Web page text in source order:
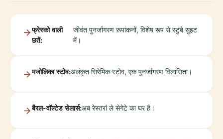
फ्रेस्को वाली
छतें:
जीवंत पुनर्जागरण रूपांकनों, विशेष रूप से स्टुबे सुइट
में।
मजोलिका स्टोव:अलंकृत सिरेमिक स्टोव, एक पुनर्जागरण विलासिता।
बैरल-वॉल्टेड सेलार्स:अब रेस्तरां ले सेगेटे का घर है।